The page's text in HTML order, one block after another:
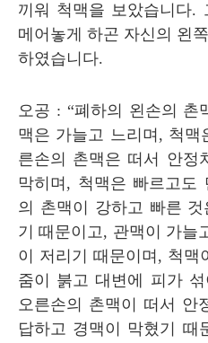
끼워 척맥을 보았습니다.
메어놓게 하곤 자신의 왼
하였습니다.
오공 : “폐하의 왼손의 촌
맥은 가늘고 느리며 , 척맥
른손의 촌맥은 떠서 안정
막히며 , 척맥은 빠르고도
의 촌맥이 강하고 빠른
기 때문이고, 관맥이 가늘
이 저리기 때문이며 , 척맥
줌이 붉고 대변에 피가
오른손의 촌맥이 떠서 안
답하고 경맥이 막혔기 때